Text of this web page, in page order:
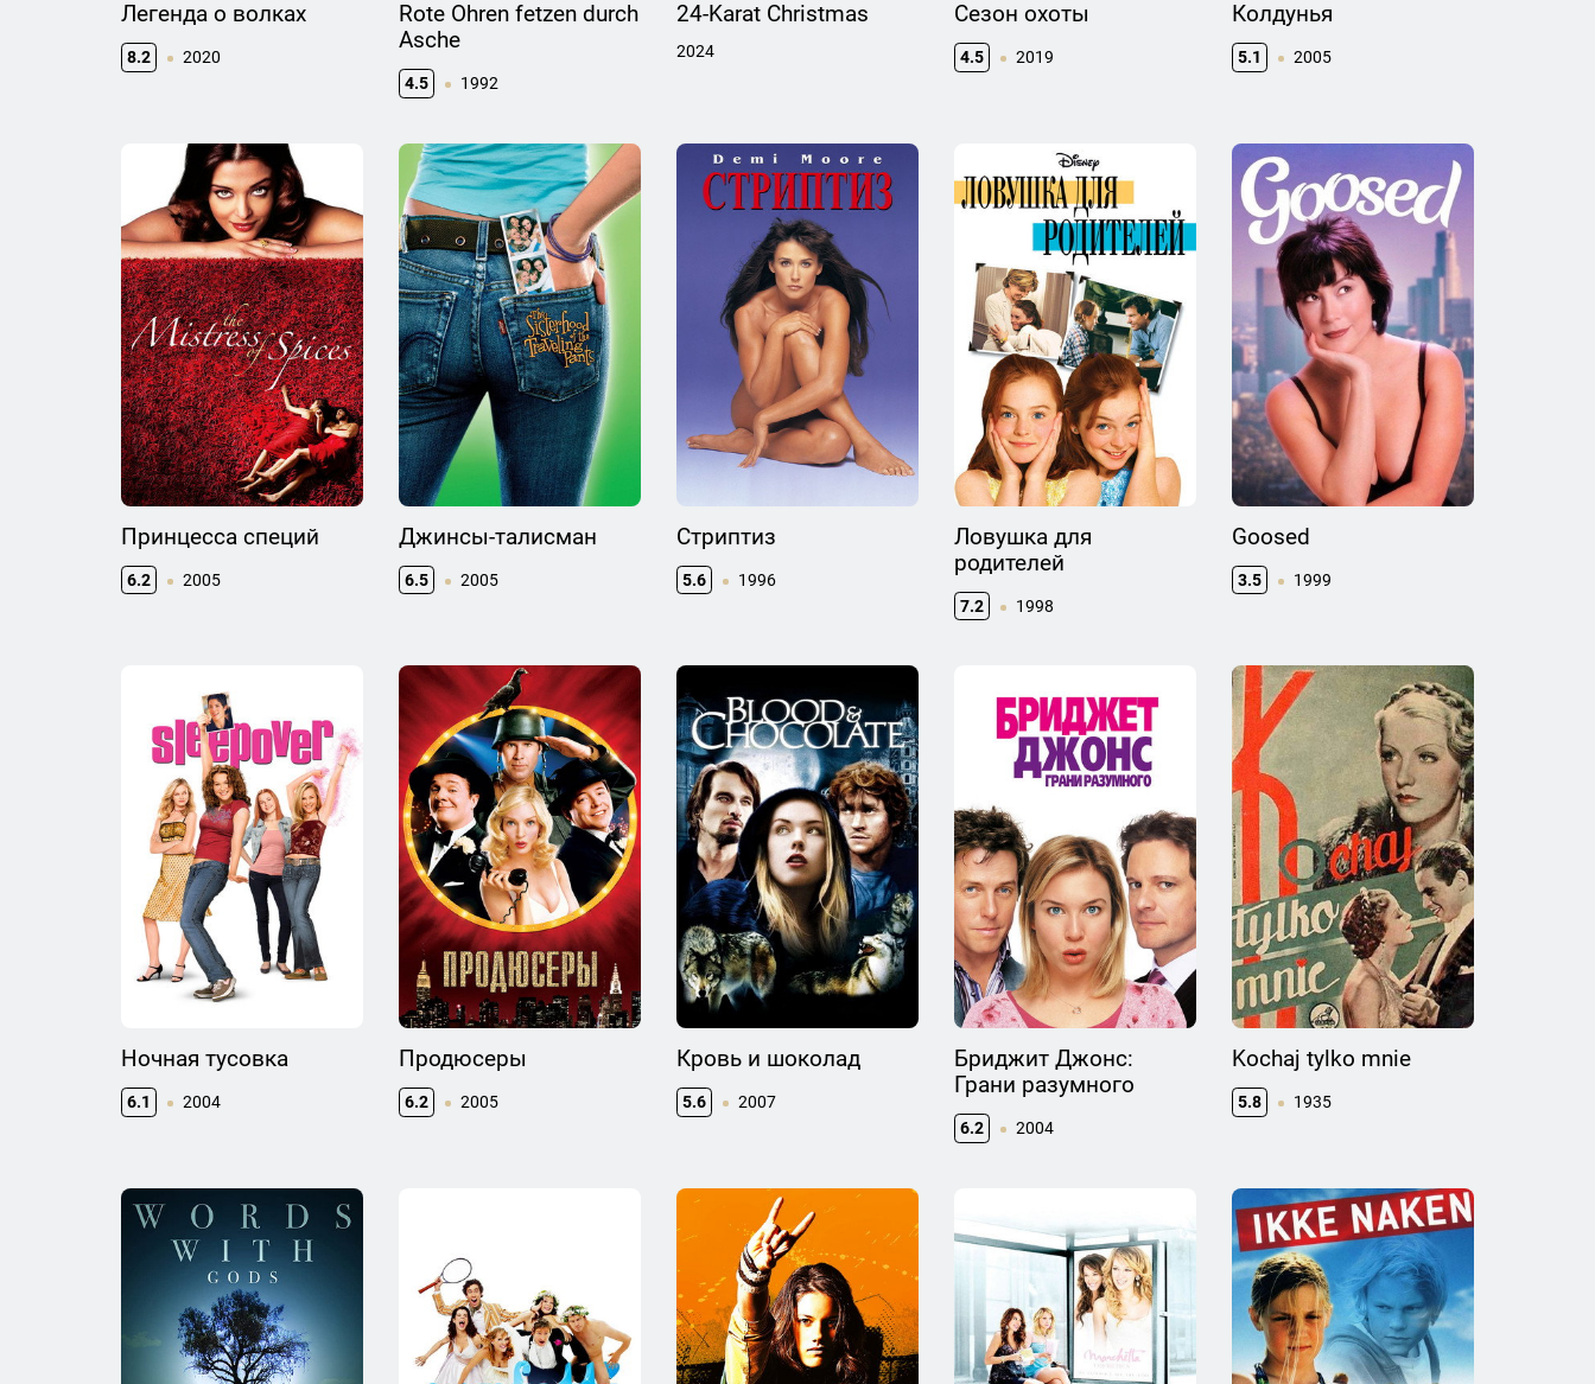
Легенда о волках
8.2 2020
Rote Ohren fetzen durch
Asche
4.5 1992
24-Karat Christmas
2024
Сезон охоты
4.5 2019
Колдунья
5.1 2005
Принцесса специй
6.2 2005
Джинсы-талисман
6.5 2005
Стриптиз
5.6 1996
Ловушка для
родителей
7.2 1998
Goosed
3.5 1999
Ночная тусовка
6.1 2004
Продюсеры
6.2 2005
Кровь и шоколад
5.6 2007
Бриджит Джонс:
Грани разумного
6.2 2004
Kochaj tylko mnie
5.8 1935